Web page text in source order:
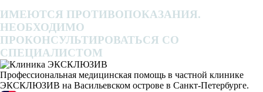
ИМЕЮТСЯ ПРОТИВОПОКАЗАНИЯ.
НЕОБХОДИМО
ПРОКОНСУЛЬТИРОВАТЬСЯ СО
СПЕЦИАЛИСТОМ
Профессиональная медицинская помощь в частной клинике
ЭКСКЛЮЗИВ на Васильевском острове в Санкт-Петербурге.